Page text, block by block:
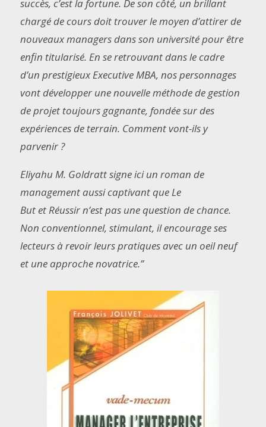
succès, c’est la fortune. De son côté, un brillant
chargé de cours doit trouver le moyen d’attirer de
nouveauxmanagersdans son université pour être
enfin titularisé. En se retrouvant dans le cadre
d’un prestigieuxExecutive MBA, nos personnages
vont développer une nouvelle méthode de gestion
de projet toujours gagnante, fondée sur des
expériences de terrain. Comment vont-ils y
parvenir ?
Eliyahu M. Goldratt signe ici un roman de
management aussi captivant queLe
ButetRéussirn’est pas une question de chance.
Non conventionnel, stimulant, il encourage ses
lecteurs à revoir leurs pratiques avec un oeil neuf
et une approche novatrice.”